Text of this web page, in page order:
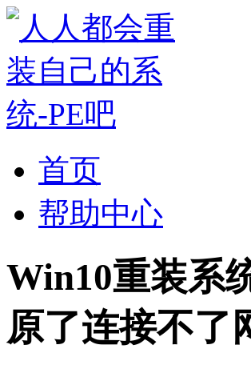
首页
帮助中心
Win10重装系
原了连接不了